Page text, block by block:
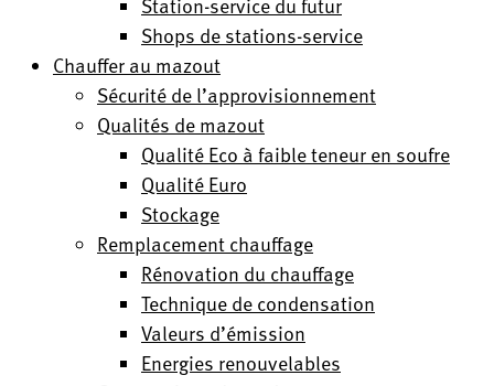
Shops de stations-service
Chauffer au mazout
Sécurité de l’approvisionnement
Qualités de mazout
Qualité Eco à faible teneur en soufre
Qualité Euro
Stockage
Remplacement chauffage
Rénovation du chauffage
Technique de condensation
Valeurs d’émission
Energies renouvelables